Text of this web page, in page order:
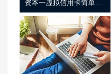
资本一虚拟信用卡简单介绍